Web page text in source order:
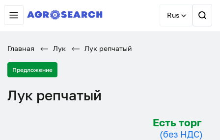
Rus
Главная Лук Лук репчатый
Предложение
Лук репчатый
Есть торг
(без НДС)